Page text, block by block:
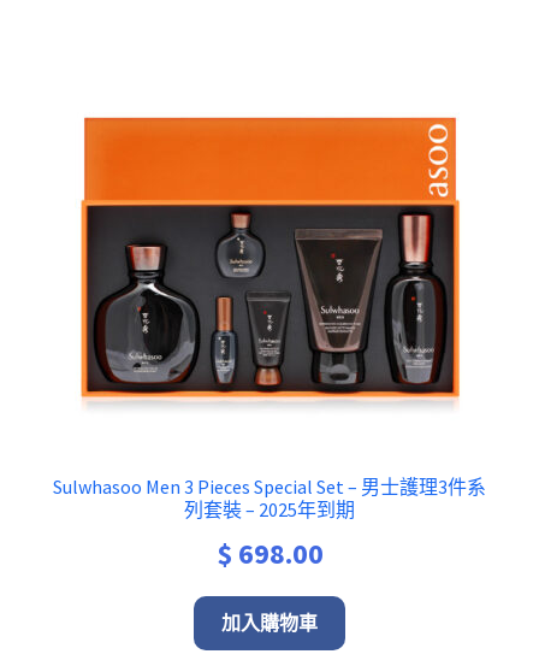
Sulwhasoo Men 3 Pieces Special Set – 男士護理3件系
列套裝 – 2025年到期
$ 698.00
加入購物車